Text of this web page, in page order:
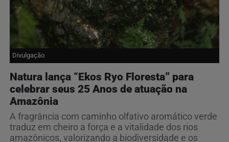
Divulgação
Natura lança “Ekos Ryo Floresta” para
celebrar seus 25 Anos de atuação na
Amazônia
A fragrância com caminho olfativo aromático verde
traduz em cheiro a força e a vitalidade dos rios
amazônicos, valorizando a biodiversidade e os